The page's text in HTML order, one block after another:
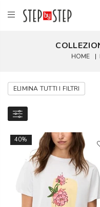
HOME |
ELIMINA TUTTI I FILTRI
40%